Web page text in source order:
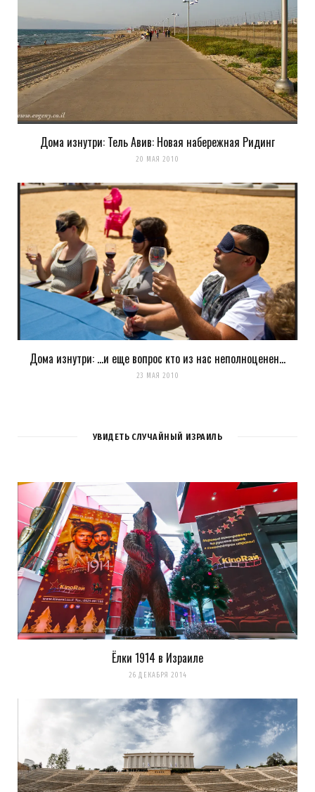
Дома изнутри: Тель Авив: Новая набережная Ридинг
20 МАЯ 2010
Дома изнутри: …и еще вопрос кто из нас неполноценен…
23 МАЯ 2010
УВИДЕТЬ СЛУЧАЙНЫЙ ИЗРАИЛЬ
Ёлки 1914 в Израиле
26 ДЕКАБРЯ 2014